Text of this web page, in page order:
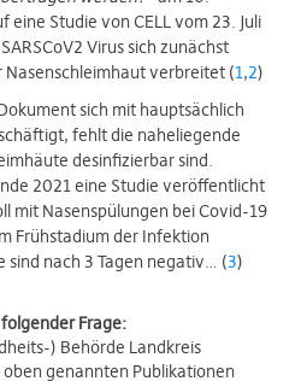
eine Studie von CELL vom 23. Juli
Virus sich zunächst
Nasenschleimhaut verbreitet (1,2)
sich mit hauptsächlich
fehlt die naheliegende
desinfizierbar sind.
2021 eine Studie veröffentlicht
mit Nasenspülungen bei Covid-19
Frühstadium der Infektion
sind nach 3 Tagen negativ… (3)
Frage:
) Behörde Landkreis
genannten Publikationen